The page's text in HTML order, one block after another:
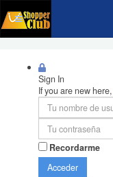
Sign In
If you are new here,
Recordarme
Acceder